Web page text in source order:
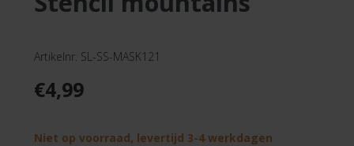
Artikelnr. SL-SS-MASK121
€4,99
Niet op voorraad, levertijd 3-4 werkdagen